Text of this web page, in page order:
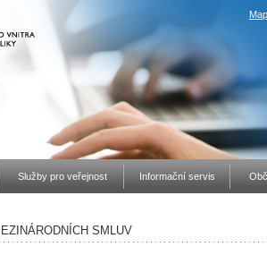
Služby pro veřejnost Informační servis
SMLUV